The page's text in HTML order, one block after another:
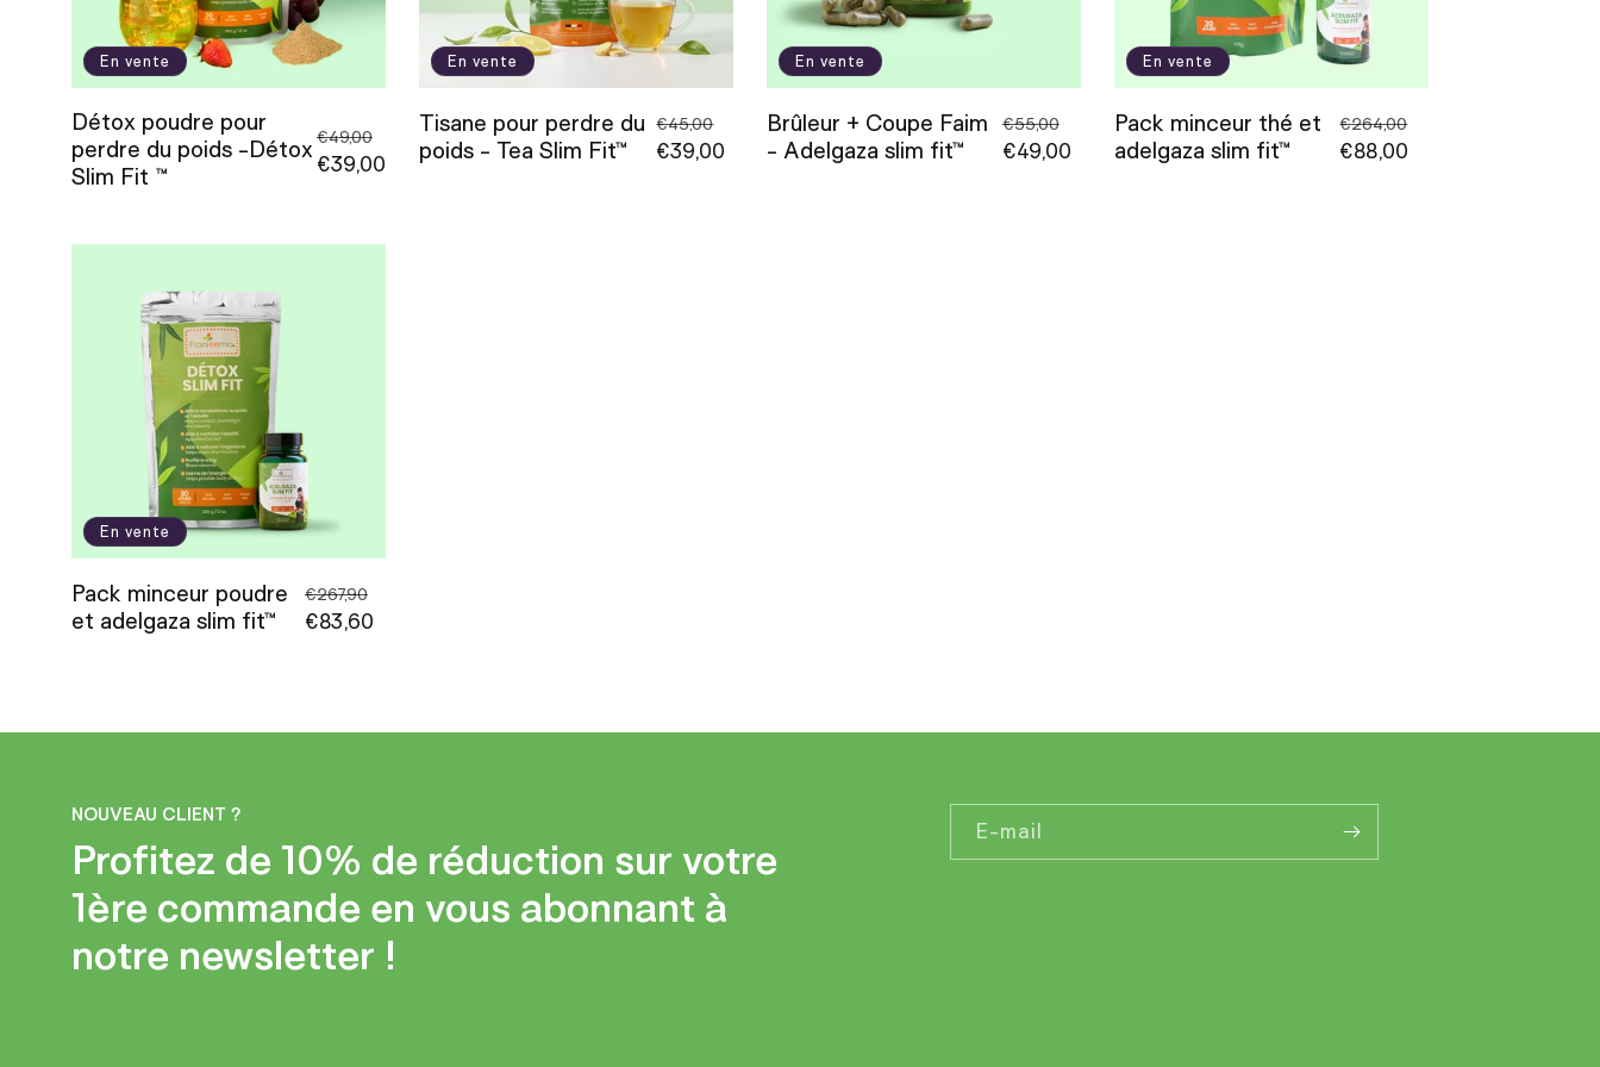
i
o
En vente
Détox poudre pour
perdre du poids -Détox
Slim Fit ™
Prix
habituel
€49,00
Prix
€39,00
En vente
Tisane pour perdre du
poids - Tea Slim Fit™
Prix
habituel
€45,00
promotionnel
€39,00
En vente
Brûleur + Coupe Faim
- Adelgaza slim fit™
Prix
habituel
€55,00
promotionnel
€49,00
En vente
Pack minceur thé et
adelgaza slim fit™
Prix
habituel
€264,00
€88,00
En vente
Pack minceur poudre
et adelgaza slim fit™
Prix
habituel
€267,90
€83,60
NOUVEAU CLIENT ?
Profitez de 10% de réduction sur votre
1ère commande en vous abonnant à
notre newsletter !
E-mail